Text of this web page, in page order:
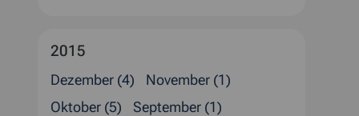
2015
Dezember (4)
November (1)
Oktober (5)
September (1)